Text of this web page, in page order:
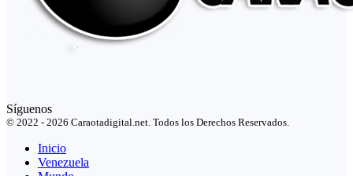
Síguenos
© 2022 - 2026 Caraotadigital.net. Todos los Derechos Reservados.
Inicio
Venezuela